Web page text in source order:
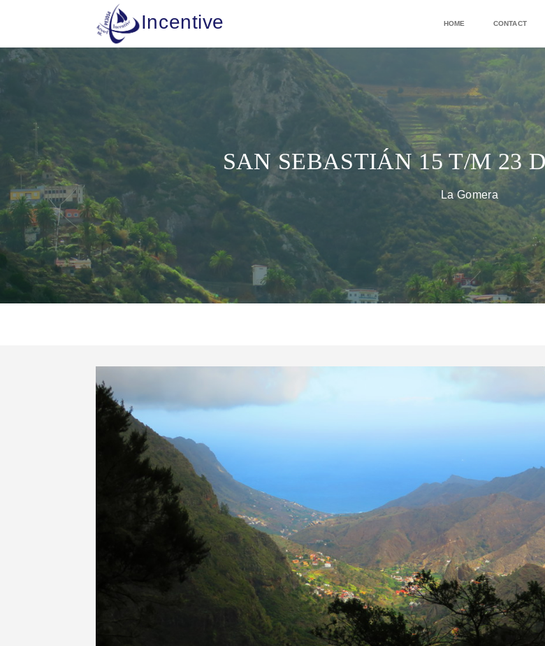
Incentive HOME CONTACT
SAN SEBASTIÁN 15 T/M 23
La Gomera